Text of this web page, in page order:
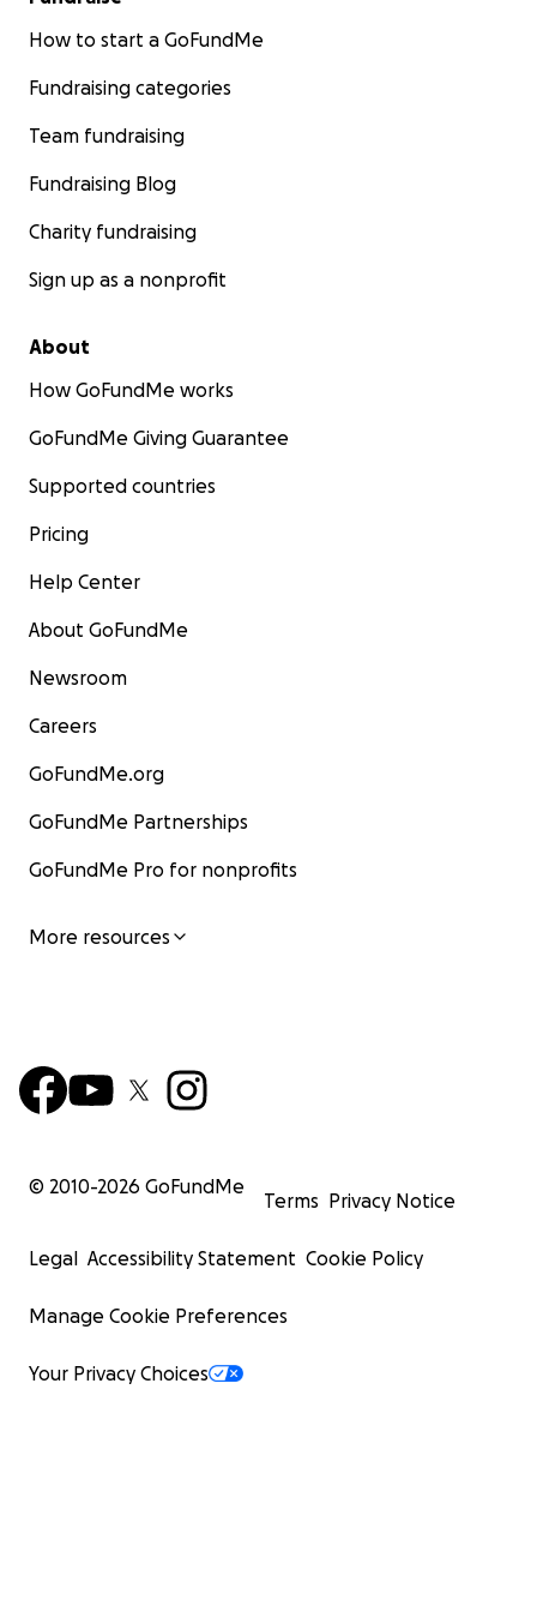
Andrea, Andres & the Narvaez Family
How to start a GoFundMe
Fundraising categories
Team fundraising
Fundraising Blog
Charity fundraising
Sign up as a nonprofit
About
How GoFundMe works
GoFundMe Giving Guarantee
Supported countries
Pricing
Help Center
About GoFundMe
Newsroom
Careers
GoFundMe.org
GoFundMe Partnerships
GoFundMe Pro for nonprofits
More resources
© 2010-2026 GoFundMe
Terms Privacy Notice
Legal Accessibility Statement Cookie Policy
Manage Cookie Preferences
Your Privacy Choices